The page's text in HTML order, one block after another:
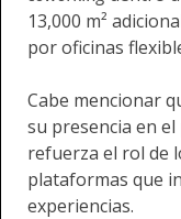
13,000 m²
por oficinas
Cabe mencionar
su presencia en el
refuerza el rol de
plataformas que
experiencias.